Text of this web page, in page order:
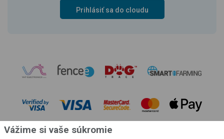
Prihlásiť sa do cloudu
Vážime si vaše súkromie